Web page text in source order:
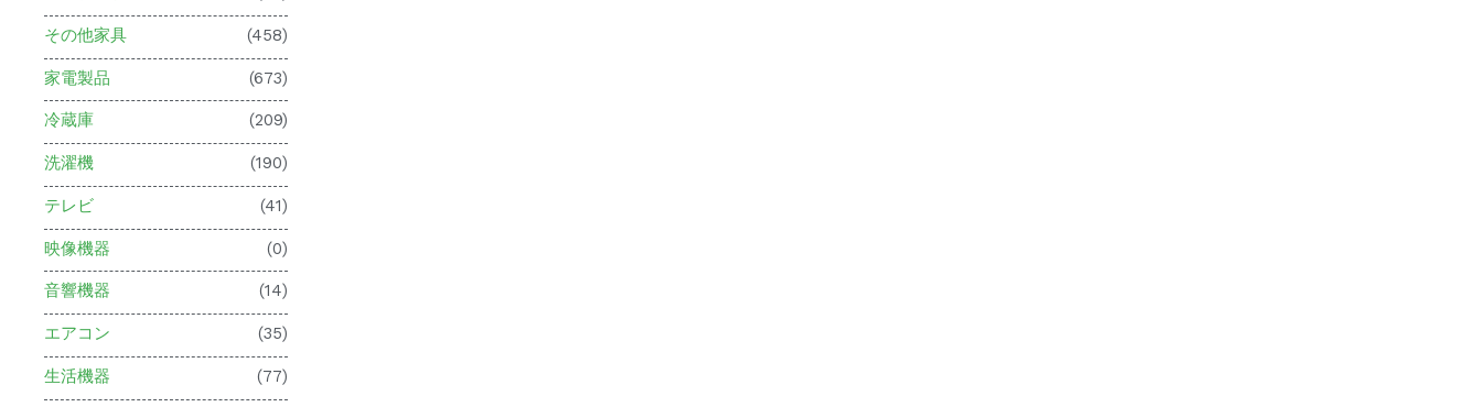
その他家具 (458)
家電製品 (673)
冷蔵庫 (209)
洗濯機 (190)
テレビ (41)
映像機器 (0)
音響機器 (14)
エアコン (35)
生活機器 (77)